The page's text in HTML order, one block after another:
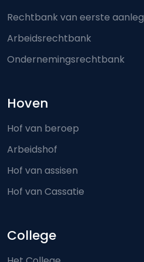
Rechtbank van eerste aanleg
Arbeidsrechtbank
Ondernemingsrechtbank
Hoven
Hof van beroep
Arbeidshof
Hof van assisen
Hof van Cassatie
College